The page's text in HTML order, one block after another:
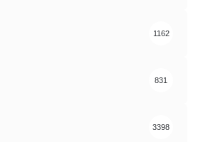
1162
831
3398